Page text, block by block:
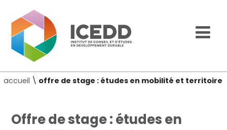
accueil \ offre de stage : études en mobilité et territoire
Offre de stage : études en